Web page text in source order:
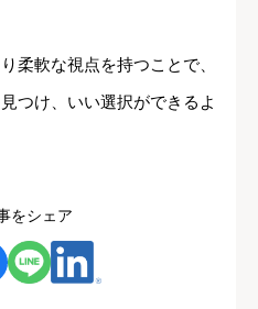
柔軟な視点を持つことで、
つけ、いい選択ができるよ
をシェア